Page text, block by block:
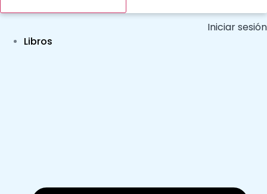
Iniciar sesión
Libros